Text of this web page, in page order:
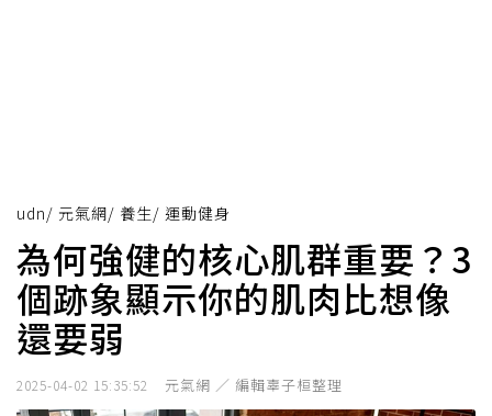
udn/ 元氣網/ 養生/ 運動健身
為何強健的核心肌群重要？3
個跡象顯示你的肌肉比想像
還要弱
2025-04-02 15:35:52 元氣網 ／ 編輯辜子桓整理